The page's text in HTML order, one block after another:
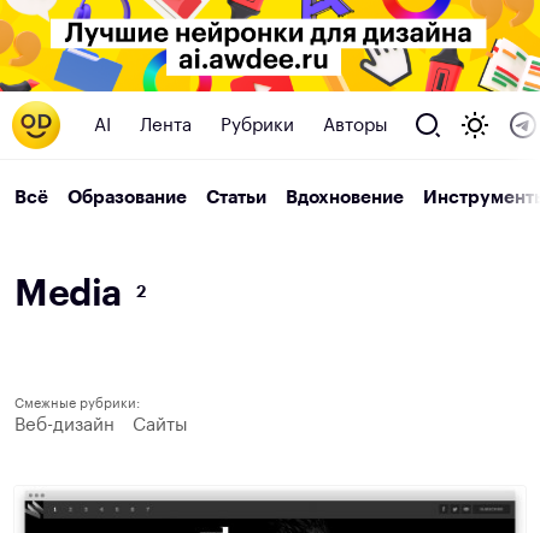
AI Лента Рубрики Авторы
Всё Образование Статьи Вдохновение
M ed ia 2
Смежные рубрики:
Веб-дизайн Сайты